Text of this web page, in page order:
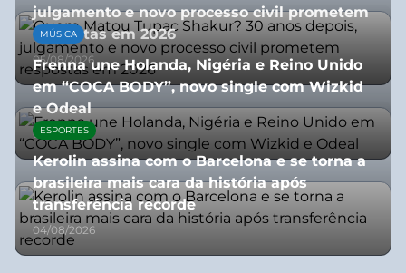
julgamento e novo processo civil prometem
respostas em 2026
05/08/2026
MÚSICA
Frenna une Holanda, Nigéria e Reino Unido
em “COCA BODY”, novo single com Wizkid
e Odeal
07/07/2026
ESPORTES
Kerolin assina com o Barcelona e se torna a
brasileira mais cara da história após
transferência recorde
04/08/2026